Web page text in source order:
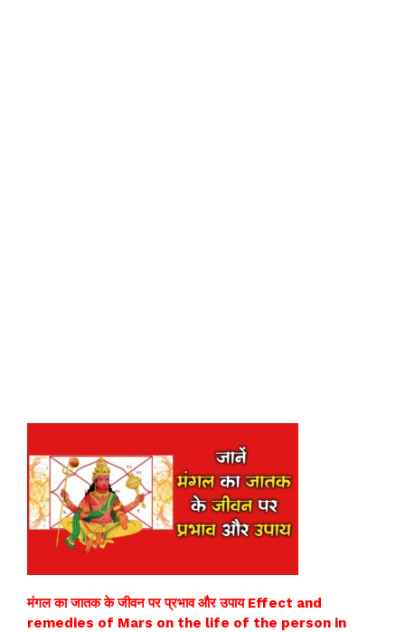
मंगल का जातक के जीवन पर प्रभाव और उपाय Effect and
remedies of Mars on the life of the person in